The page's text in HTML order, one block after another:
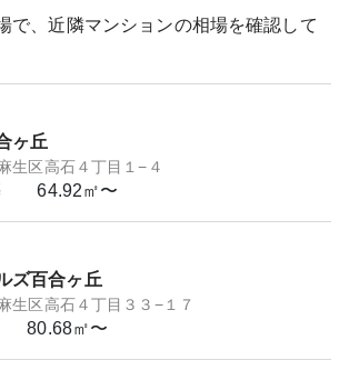
で、近隣マンションの相場を確認して
ヶ丘
生区高石４丁目１−４
64.92㎡〜
ズ百合ヶ丘
生区高石４丁目３３−１７
80.68㎡〜